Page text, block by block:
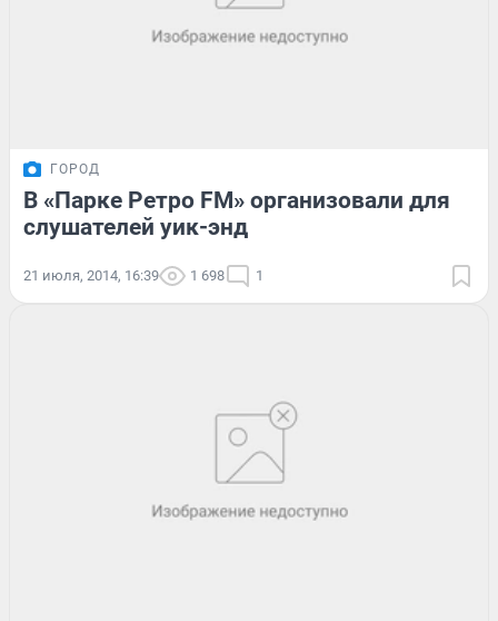
ГОРОД
В «Парке Ретро FM» организовали для
слушателей уик-энд
21 июля, 2014, 16:39 1 698 1